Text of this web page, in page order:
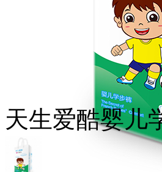
天生爱酷婴儿